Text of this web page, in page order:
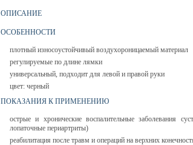
ОПИСАНИЕ
ОСОБЕННОСТИ
плотный износоустойчивый воздухороницаемый материал
регулируемые по длине лямки
универсальный, подходит для левой и правой руки
цвет: черный
ПОКАЗАНИЯ К ПРИМЕНЕНИЮ
острые и хронические воспалительные заболевания
лопаточные периартриты)
реабилитация после травм и операций на верхних